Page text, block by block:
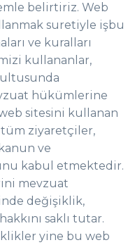
belirtiriz. Web
suretiyle işbu
ve kuralları
kullananlar,
hükümlerine
sitesini kullanan
tüm ziyaretçiler,
ve
kabul etmektedir.
mevzuat
değişiklik,
saklı tutar.
yine bu web